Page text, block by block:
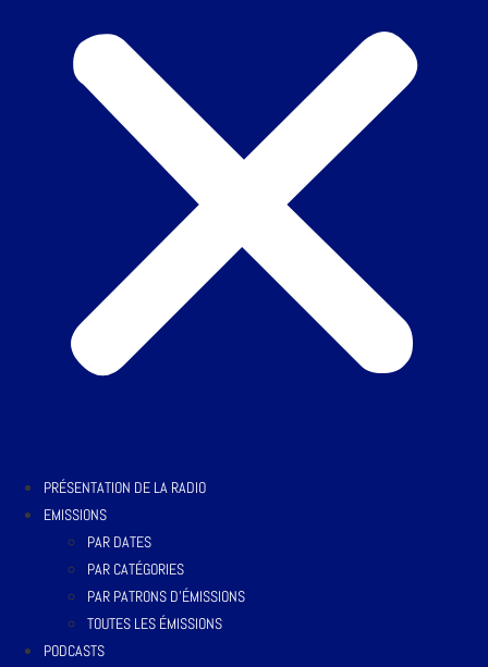
PRÉSENTATION DE LA RADIO
EMISSIONS
PAR DATES
PAR CATÉGORIES
PAR PATRONS D’ÉMISSIONS
TOUTES LES ÉMISSIONS
PODCASTS